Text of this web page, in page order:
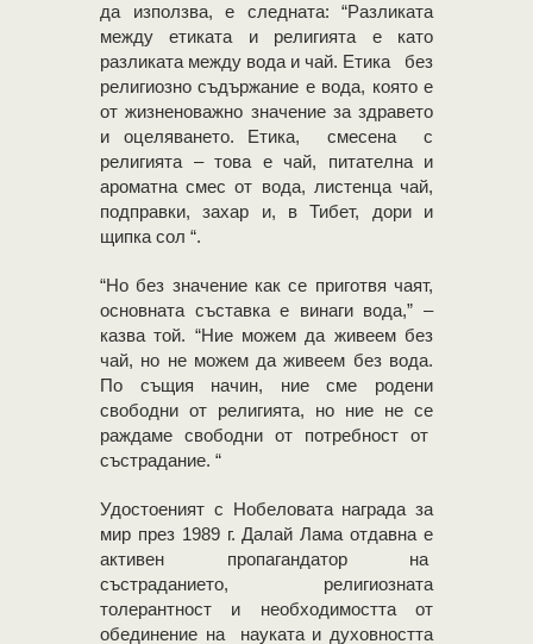
да използва, е следната: “Разликата
между етиката и религията е като
разликата между вода и чай. Етика без
религиозно съдържание е вода, която е
от жизненоважно значение за здравето
и оцеляването. Етика, смесена с
религията – това е чай, питателна и
ароматна смес от вода, листенца чай,
подправки, захар и, в Тибет, дори и
щипка сол “.
“Но без значение как се приготвя чаят,
основната съставка е винаги вода,” –
казва той. “Ние можем да живеем без
чай, но не можем да живеем без вода.
По същия начин, ние сме родени
свободни от религията, но ние не се
раждаме свободни от потребност от
състрадание. “
Удостоеният с Нобеловата награда за
мир през 1989 г. Далай Лама отдавна е
активен пропагандатор на
състраданието, религиозната
толерантност и необходимостта от
обединение на науката и духовността